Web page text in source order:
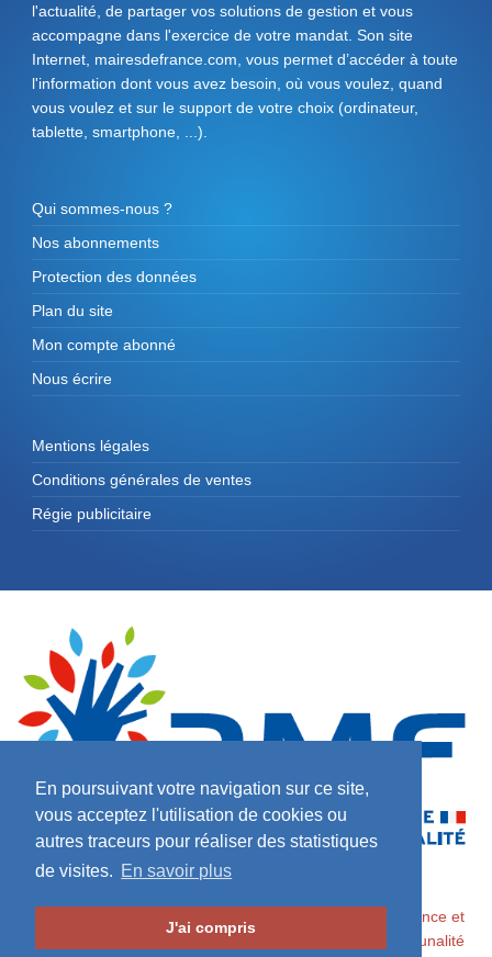
En poursuivant votre navigation sur ce site,
vous acceptez l'utilisation de cookies ou
autres traceurs pour réaliser des statistiques
de visites. En savoir plus
J'ai compris
l'actualité, de partager vos solutions de gestion et vous
accompagne dans l'exercice de votre mandat. Son site
Internet, mairesdefrance.com, vous permet d’accéder à toute
l'information dont vous avez besoin, où vous voulez, quand
vous voulez et sur le support de votre choix (ordinateur,
tablette, smartphone, ...).
Qui sommes-nous ?
Nos abonnements
Protection des données
Plan du site
Mon compte abonné
Nous écrire
Mentions légales
Conditions générales de ventes
Régie publicitaire
Maires de France / Association des Maires de France et
des Présidents d'Intercommunalité